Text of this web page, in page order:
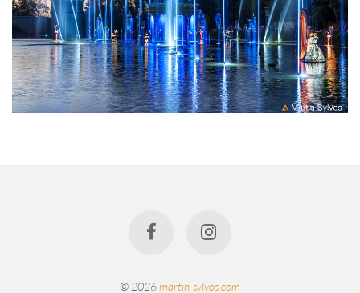
© 2026martin-sylvos.com